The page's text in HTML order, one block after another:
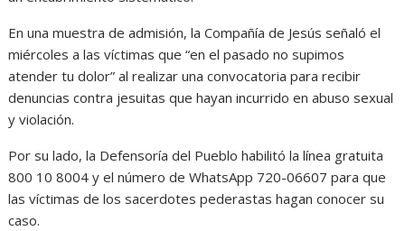
En una muestra de admisión, la Compañía de Jesús señaló el
miércoles a las víctimas que “en el pasado no supimos
atender tu dolor” al realizar una convocatoria para recibir
denuncias contra jesuitas que hayan incurrido en abuso sexual
y violación.
Por su lado, la Defensoría del Pueblo habilitó la línea gratuita
800 10 8004 y el número de WhatsApp 720-06607 para que
las víctimas de los sacerdotes pederastas hagan conocer su
caso.